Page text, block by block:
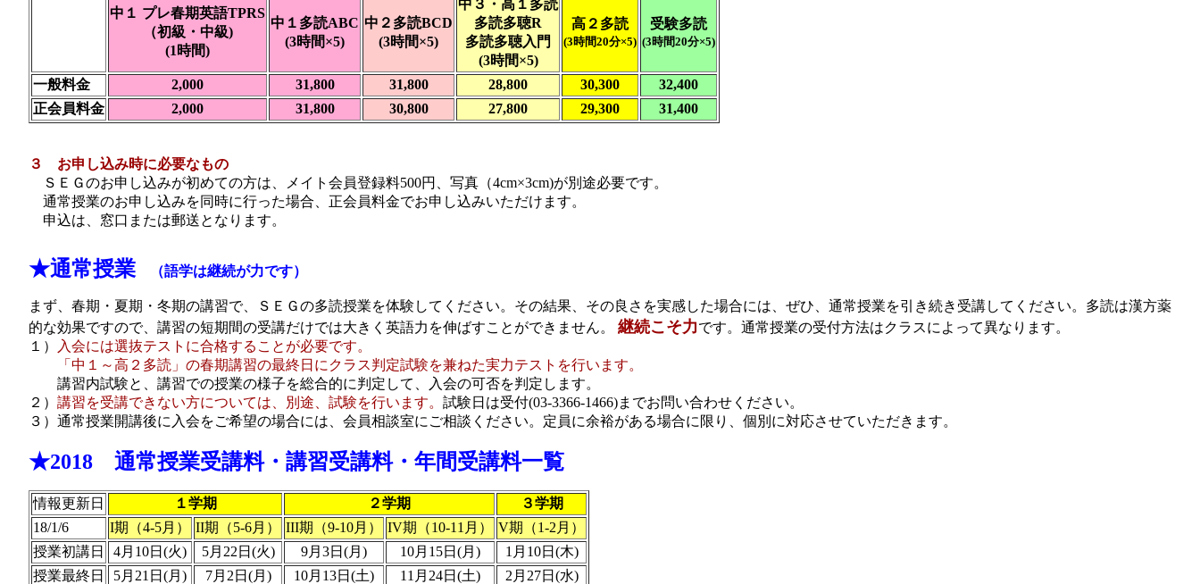
中１ プレ春期英語TPRS
（初級・中級)
(1時間)
中１多読ABC
(3時間×5)
中２多読BCD
(3時間×5)
中３・高１多読
多読多聴R
多読多聴入門
(3時間×5)
高２多読
(3時間20分×5)
受験多読
(3時間20分×5)
一般料金 2,000 31,800 31,800 28,800 30,300
32,400
正会員料金
2,000 31,800 30,800 27,800 29,300 31,400
３ お申し込み時に必要なもの
ＳＥＧのお申し込みが初めての方は、メイト会員登録料500円、写真（4cm×3cm)が別途必要です。
通常授業のお申し込みを同時に行った場合、正会員料金でお申し込みいただけます。
申込は、窓口または郵送となります。
★通常授業 （語学は継続が力です）
まず、春期・夏期・冬期の講習で、ＳＥＧの多読授業を体験してください。その結果、その良さを実感した場合には、ぜひ、通常授業を引き続き受講してください。多読は漢方薬
的な効果ですので、講習の短期間の受講だけでは大きく英語力を伸ばすことができません。 継続こそ力です。通常授業の受付方法はクラスによって異なります。
１）
入会には選抜テストに合格することが必要です。
「中１～高２多読」の春期講習の最終日にクラス判定試験を兼ねた実力テストを行います。
講習内試験と、講習での授業の様子を総合的に判定して、入会の可否を判定します。
２） 講習を受講できない方については、別途、試験を行います。 試験日は受付(03-3366-1466)までお問い合わせください。
３）通常授業開講後に入会をご希望の場合には、会員相談室にご相談ください。定員に余裕がある場合に限り、個別に対応させていただきます。
★2018 通常授業受講料・講習受講料・年間受講料一覧
情報更新日 １学期 ２学期
３学期
18/1/6
I期（4-5月） II期（5-6月） III期（9-10月） IV期（10-11月）
V期（1-2月）
授業初講日
4月10日(火) 5月22日(火) 9月3日(月) 10月15日(月)
1月10日(木)
授業最終日
5月21日(月) 7月2日(月) 10月13日(土) 11月24日(土)
2月27日(水)